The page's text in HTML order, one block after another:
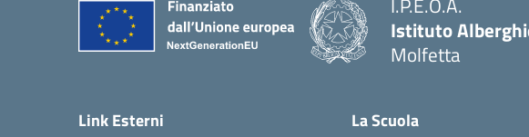
Istituto
Molfetta
Link Esterni La Scuola